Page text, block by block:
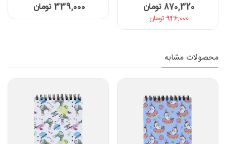
870,320 تومان
946,000 تومان
339,000 تومان
محصولات مشابه